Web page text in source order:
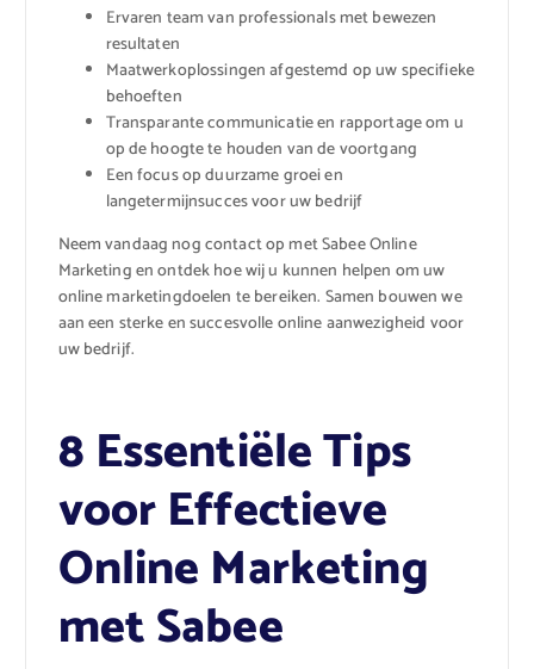
Ervaren team van professionals met bewezen
resultaten
Maatwerkoplossingen afgestemd op uw specifieke
behoeften
Transparante communicatie en rapportage om u
op de hoogte te houden van de voortgang
Een focus op duurzame groei en
langetermijnsucces voor uw bedrijf
Neem vandaag nog contact op met Sabee Online
Marketing en ontdek hoe wij u kunnen helpen om uw
online marketingdoelen te bereiken. Samen bouwen we
aan een sterke en succesvolle online aanwezigheid voor
uw bedrijf.
8 Essentiële Tips
voor Effectieve
Online Marketing
met Sabee